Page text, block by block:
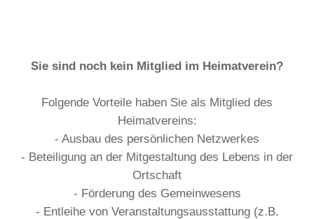
Sie sind noch kein Mitglied im Heimatverein?
Folgende Vorteile haben Sie als Mitglied des
Heimatvereins:
- Ausbau des persönlichen Netzwerkes
- Beteiligung an der Mitgestaltung des Lebens in der
Ortschaft
- Förderung des Gemeinwesens
- Entleihe von Veranstaltungsausstattung (z.B.